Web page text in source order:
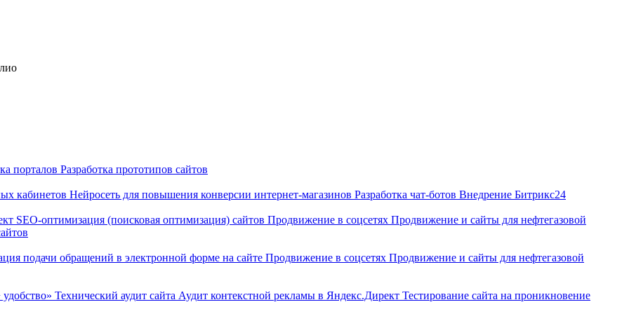
порталов Разработка прототипов сайтов
кабинетов Нейросеть для повышения конверсии интернет-магазинов Разработка чат‑ботов Внедрение Битрикс24
SEO-оптимизация (поисковая оптимизация) сайтов Продвижение в соцсетях Продвижение и сайты для нефтегазовой
подачи обращений в электронной форме на сайте Продвижение в соцсетях Продвижение и сайты для нефтегазовой
Технический аудит сайта Аудит контекстной рекламы в Яндекс.Директ Тестирование сайта на проникновение